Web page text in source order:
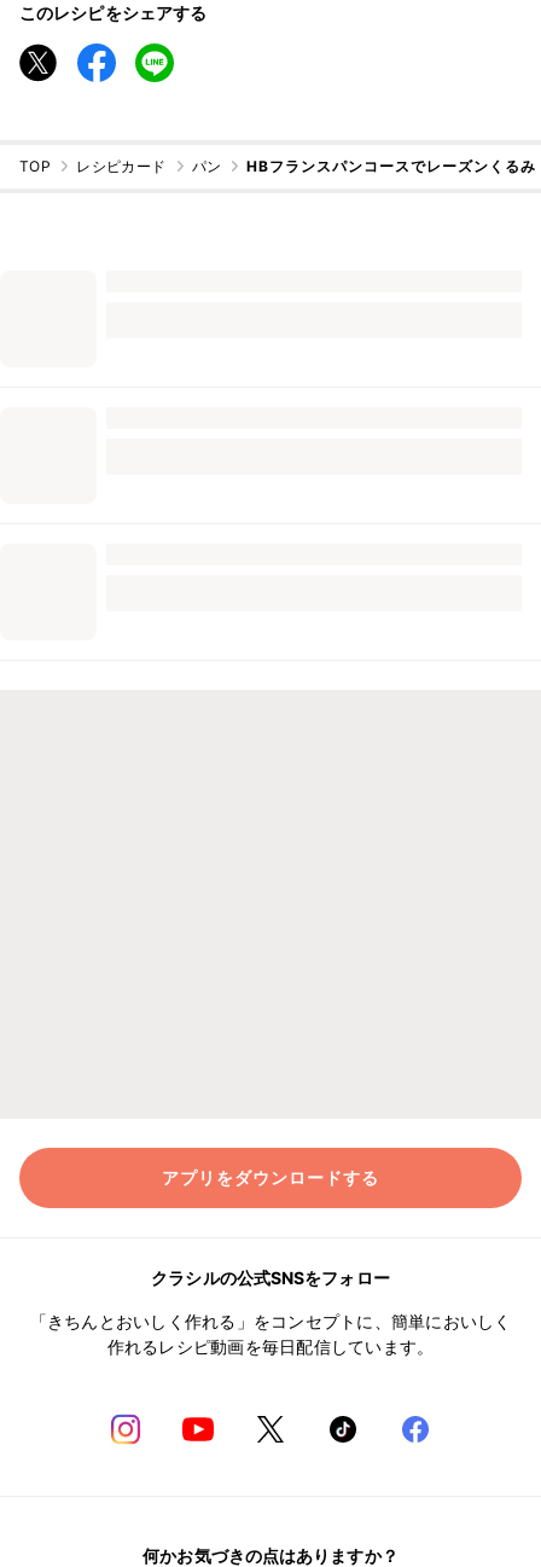
このレシピをシェアする
TOP レシピカード パン HBフランスパンコースでレーズンくるみ
アプリをダウンロードする
クラシルの公式SNSをフォロー
「きちんとおいしく作れる」をコンセプトに、簡単においしく
作れるレシピ動画を毎日配信しています。
何かお気づきの点はありますか？